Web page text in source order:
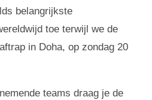
belangrijkste
toe terwijl we de
in Doha, op zondag 20
teams draag je de